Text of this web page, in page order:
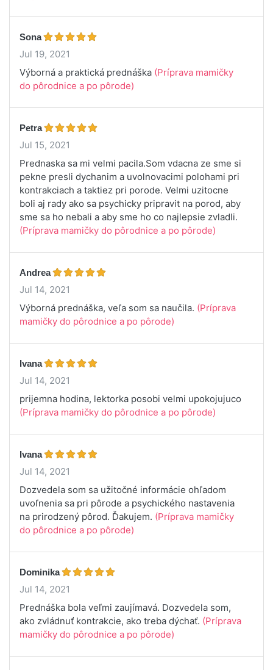
Sona
Jul 19, 2021
Výborná a praktická prednáška (Príprava mamičky
do pôrodnice a po pôrode)
Petra
Jul 15, 2021
Prednaska sa mi velmi pacila.Som vdacna ze sme si
pekne presli dychanim a uvolnovacimi polohami pri
kontrakciach a taktiez pri porode. Velmi uzitocne
boli aj rady ako sa psychicky pripravit na porod, aby
sme sa ho nebali a aby sme ho co najlepsie zvladli.
(Príprava mamičky do pôrodnice a po pôrode)
Andrea
Jul 14, 2021
Výborná prednáška, veľa som sa naučila. (Príprava
mamičky do pôrodnice a po pôrode)
Ivana
Jul 14, 2021
prijemna hodina, lektorka posobi velmi upokojujuco
(Príprava mamičky do pôrodnice a po pôrode)
Ivana
Jul 14, 2021
Dozvedela som sa užitočné informácie ohľadom
uvoľnenia sa pri pôrode a psychického nastavenia
na prirodzený pôrod. Ďakujem. (Príprava mamičky
do pôrodnice a po pôrode)
Dominika
Jul 14, 2021
Prednáška bola veľmi zaujímavá. Dozvedela som,
ako zvládnuť kontrakcie, ako treba dýchať. (Príprava
mamičky do pôrodnice a po pôrode)